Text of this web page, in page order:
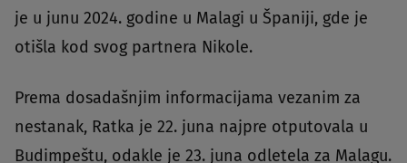
je u junu 2024. godine u Malagi u Španiji, gde je
otišla kod svog partnera Nikole.
Prema dosadašnjim informacijama vezanim za
nestanak, Ratka je 22. juna najpre otputovala u
Budimpeštu, odakle je 23. juna odletela za Malagu.